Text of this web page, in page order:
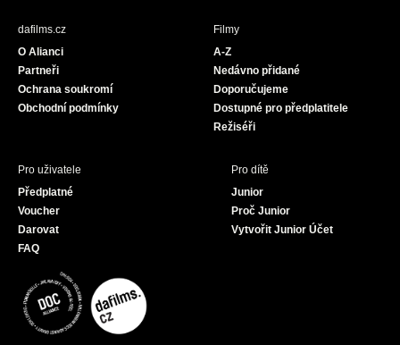
dafilms.cz
O Alianci
Partneři
Ochrana soukromí
Obchodní podmínky
Filmy
A-Z
Nedávno přidané
Doporučujeme
Dostupné pro předplatitele
Režiséři
Pro uživatele
Předplatné
Voucher
Darovat
FAQ
Pro dítě
Junior
Proč Junior
Vytvořit Junior Účet